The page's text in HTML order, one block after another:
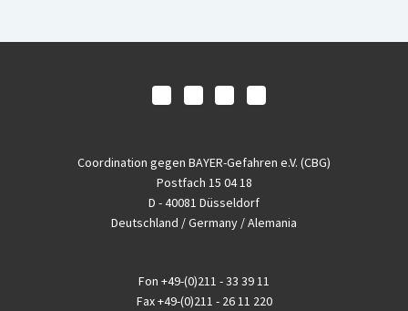
Coordination gegen BAYER-Gefahren e.V. (CBG)
Postfach 15 04 18
D - 40081 Düsseldorf
Deutschland / Germany / Alemania
Fon +49-(0)211 - 33 39 11
Fax+49-(0)211 - 26 11 220